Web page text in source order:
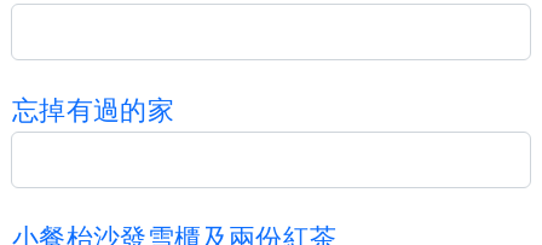
忘掉有過的家
小餐枱沙發雪櫃 及 兩份紅茶